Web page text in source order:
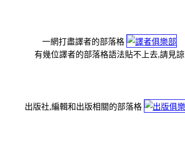
一網打盡譯者的部落格
有幾位譯者的部落格語法貼不上去,請見諒
出版社,編輯和出版相關的部落格